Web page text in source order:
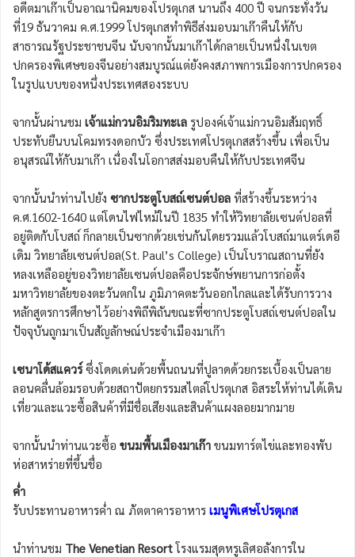
อดีตมาเก๊าเป็นอาณานิคมของโปรตุเกส นานถึง 400 ปี จนกระทั่งวัน
ที่19 ธันวาคม ค.ศ.1999 โปรตุเกสทำพิธีส่งมอบมาเก๊าคืนให้กับ
สาธารณรัฐประชาชนจีน นับจากนั้นมาเก๊าได้กลายเป็นหนึ่งในเขต
ปกครองพิเศษของจีนอย่างสมบูรณ์แต่ยังคงสภาพการเมืองการปกครอง
ในรูปแบบของหนึ่งประเทศสองระบบ
จากนั้นผ่านชม เจ้าแม่กวนอิมริมทะเล รูปองค์เจ้าแม่กวนอิมสัมฤทธิ์
ประทับยืนบนโคมทรงดอกบัว ซึ่งประเทศโปรตุเกสสร้างขึ้น เพื่อเป็น
อนุสรณ์ให้กับมาเก๊า เนื่องในโอกาสส่งมอบคืนให้กับประเทศจีน
จากนั้นนำท่านไปยัง ซากประตูโบสถ์เซนต์ปอล ที่สร้างขึ้นระหว่าง
ค.ศ.1602-1640 แต่โดนไฟไหม้ในปี 1835 ทำให้วิทยาลัยเซนต์ปอลที่
อยู่ติดกับโบสถ์ ก็กลายเป็นซากด้วยเช่นกันโดยรวมแล้วโบสถ์มาแตร์เดอี
เดิม วิทยาลัยเซนต์ปอล(St. Paul’s College) เป็นโบราณสถานที่ยัง
หลงเหลืออยู่ของวิทยาลัยเซนต์ปอลคือประจักษ์พยานการก่อตั้ง
มหาวิทยาลัยของตะวันตกใน ภูมิภาคตะวันออกไกลและได้รับการวาง
หลักสูตรการศึกษาไว้อย่างพิถีพิถันขณะที่ซากประตูโบสถ์เซนต์ปอลใน
ปัจจุบันถูกมาเป็นสัญลักษณ์ประจำเมืองมาเก๊า
เซนาโด้สแควร์ซึ่งโดดเด่นด้วยพื้นถนนที่ปูลาดด้วยกระเบื้องเป็นลาย
ลอนคลื่นล้อมรอบด้วยสถาปัตยกรรมสไตล์โปรตุเกส อิสระให้ท่านได้เดิน
เที่ยวและแวะซื้อสินค้าที่มีชื่อเสียงและสินค้าแผงลอยมากมาย
จากนั้นนำท่านแวะซื้อ ขนมพื้นเมืองมาเก๊า ขนมทาร์ตไข่และทองพับ
ห่อสาหร่ายที่ขึ้นชื่อ
ค่ำ
รับประทานอาหารค่ำ ณ ภัตตาคารอาหาร เมนูพิเศษโปรตุเกส
นำท่านชม The Venetian Resortโรงแรมสุดหรูเลิศอลังการใน